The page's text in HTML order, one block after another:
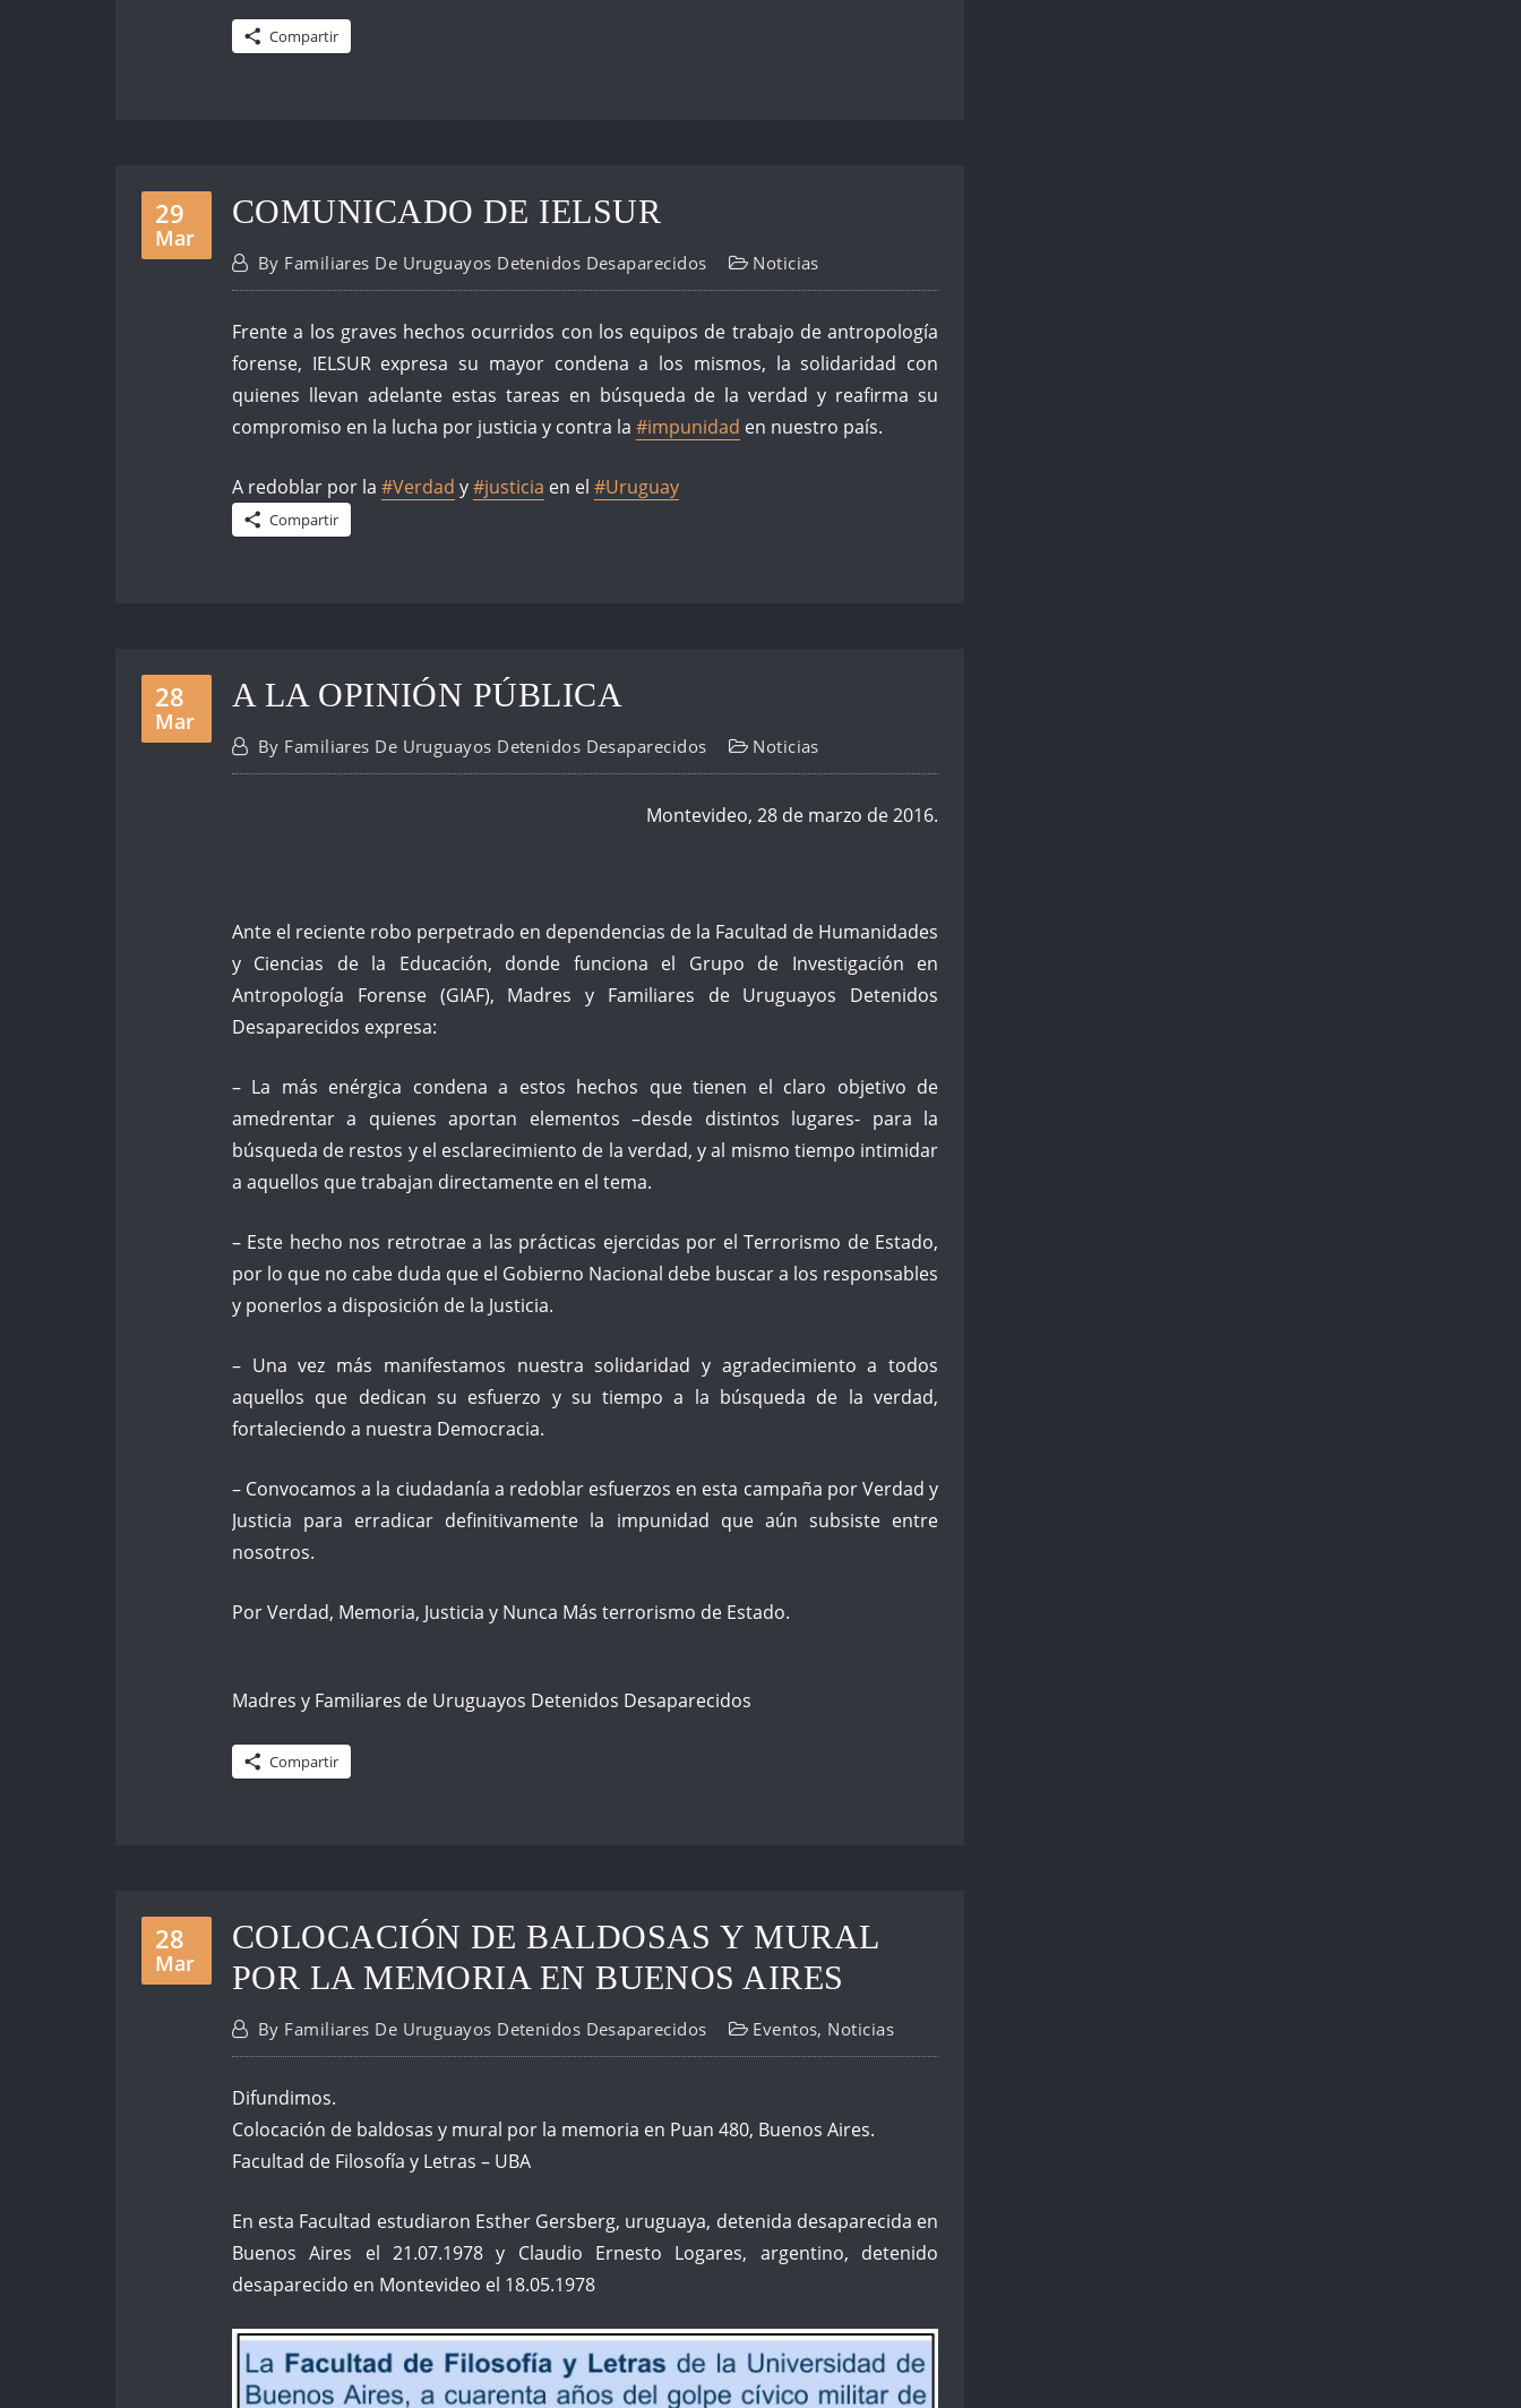
Compartir
29
Mar
COMUNICADO DE IELSUR
By Familiares De Uruguayos Detenidos Desaparecidos Noticias
Frente a los graves hechos ocurridos con los equipos de trabajo de antropología
forense, IELSUR expresa su mayor condena a los mismos, la solidaridad con
quienes llevan adelante estas tareas en búsqueda de la verdad y reafirma su
compromiso en la lucha por justicia y contra la ‪#‎impunidad‬ en nuestro país.
A redoblar por la ‪#‎Verdad‬ y‪#‎justicia‬ en el ‪#‎Uruguay‬
Compartir
28
Mar
A LA OPINIÓN PÚBLICA
By Familiares De Uruguayos Detenidos Desaparecidos Noticias
Montevideo, 28 de marzo de 2016.
Ante el reciente robo perpetrado en dependencias de la Facultad de Humanidades
y Ciencias de la Educación, donde funciona el Grupo de Investigación en
Antropología Forense (GIAF), Madres y Familiares de Uruguayos Detenidos
Desaparecidos expresa:
– La más enérgica condena a estos hechos que tienen el claro objetivo de
amedrentar a quienes aportan elementos –desde distintos lugares- para la
búsqueda de restos y el esclarecimiento de la verdad, y al mismo tiempo intimidar
a aquellos que trabajan directamente en el tema.
– Este hecho nos retrotrae a las prácticas ejercidas por el Terrorismo de Estado,
por lo que no cabe duda que el Gobierno Nacional debe buscar a los responsables
y ponerlos a disposición de la Justicia.
– Una vez más manifestamos nuestra solidaridad y agradecimiento a todos
aquellos que dedican su esfuerzo y su tiempo a la búsqueda de la verdad,
fortaleciendo a nuestra Democracia.
– Convocamos a la ciudadanía a redoblar esfuerzos en esta campaña por Verdad y
Justicia para erradicar definitivamente la impunidad que aún subsiste entre
nosotros.
Por Verdad, Memoria, Justicia y Nunca Más terrorismo de Estado.
Madres y Familiares de Uruguayos Detenidos Desaparecidos
Compartir
28
Mar
COLOCACIÓN DE BALDOSAS Y MURAL
POR LA MEMORIA EN BUENOS AIRES
By Familiares De Uruguayos Detenidos Desaparecidos Eventos, Noticias
Difundimos.
Colocación de baldosas y mural por la memoria en Puan 480, Buenos Aires.
Facultad de Filosofía y Letras – UBA
En esta Facultad estudiaron Esther Gersberg, uruguaya, detenida desaparecida en
Buenos Aires el 21.07.1978 y Claudio Ernesto Logares, argentino, detenido
desaparecido en Montevideo el 18.05.1978